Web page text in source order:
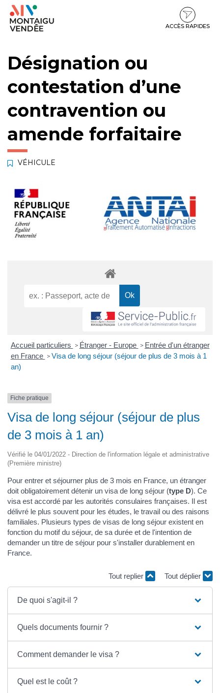
Gestion des traceurs
Aller
Aller
contenu
Aller
pied
ACCÈS RAPIDES
Désignation ou
contestation d’une
contravention ou
amende forfaitaire
VÉHICULE
Accueil particuliers > Étranger - Europe > Entrée d'un étranger
en France > Visa de long séjour (séjour de plus de 3 mois à 1
an)
Fiche pratique
Visa de long séjour (séjour de plus
de 3 mois à 1 an)
Vérifié le 04/01/2022 - Direction de l'information légale et administrative
(Première ministre)
Pour entrer et séjourner plus de 3 mois en France, un étranger
doit obligatoirement détenir un visa de long séjour (type D). Ce
visa est accordé par les autorités consulaires françaises. Il est
délivré le plus souvent pour les études, le travail ou des raisons
familiales. Plusieurs types de visas de long séjour existent en
fonction du motif du séjour, de sa durée et de l'intention de
demander un titre de séjour pour s'installer durablement en
France.
Tout replier Tout déplier
De quoi s'agit-il ?
Quels documents fournir ?
Comment demander le visa ?
Quel est le coût ?